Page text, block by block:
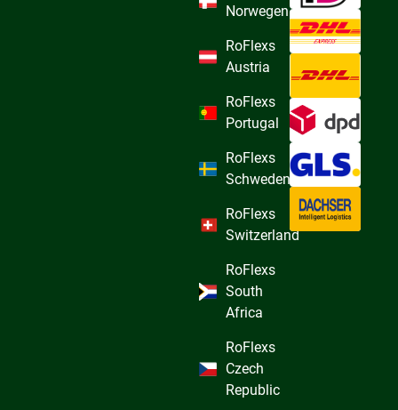
Norwegen
RoFlexs
Austria
RoFlexs
Portugal
RoFlexs
Schweden
RoFlexs
Switzerland
RoFlexs
South
Africa
RoFlexs
Czech
Republic